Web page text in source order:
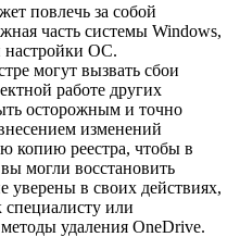
повлечь за собой
часть системы Windows,
настройки ОС.
могут вызвать сбои
работе других
осторожным и точно
изменений
копию реестра, чтобы в
могли восстановить
уверены в своих действиях,
или
удаления OneDrive.